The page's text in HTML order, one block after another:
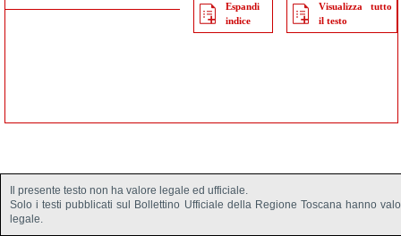
Espandi
indice
Visualizza tutto
il testo
Il presente testo non ha valore legale ed ufficiale.
Solo i testi pubblicati sul Bollettino Ufficiale della Regione Toscana hanno
legale.